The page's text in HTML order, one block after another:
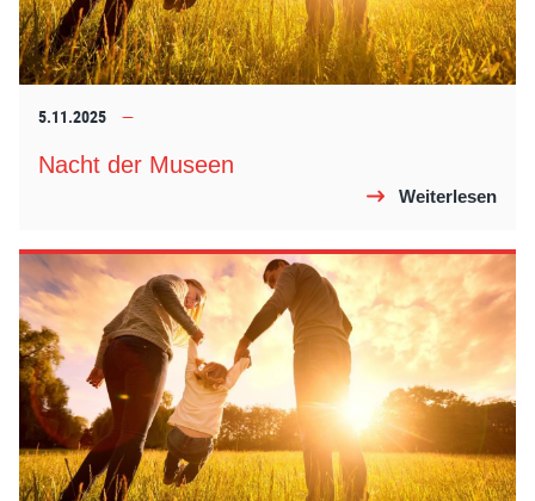
5.11.2025
Nacht der Museen
Weiterlesen